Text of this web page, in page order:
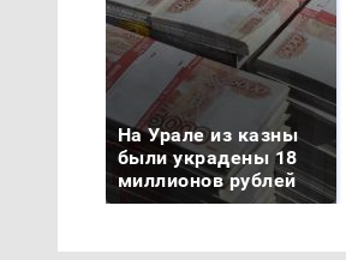
На Урале из казны
были украдены 18
миллионов рублей